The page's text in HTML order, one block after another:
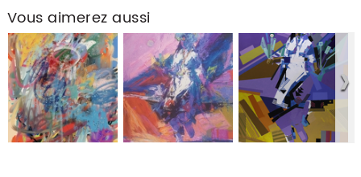
Vous aimerez aussi